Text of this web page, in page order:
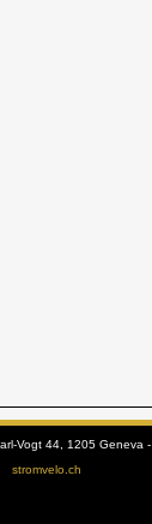
Vogt 44, 1205 Geneva -
stromvelo.ch